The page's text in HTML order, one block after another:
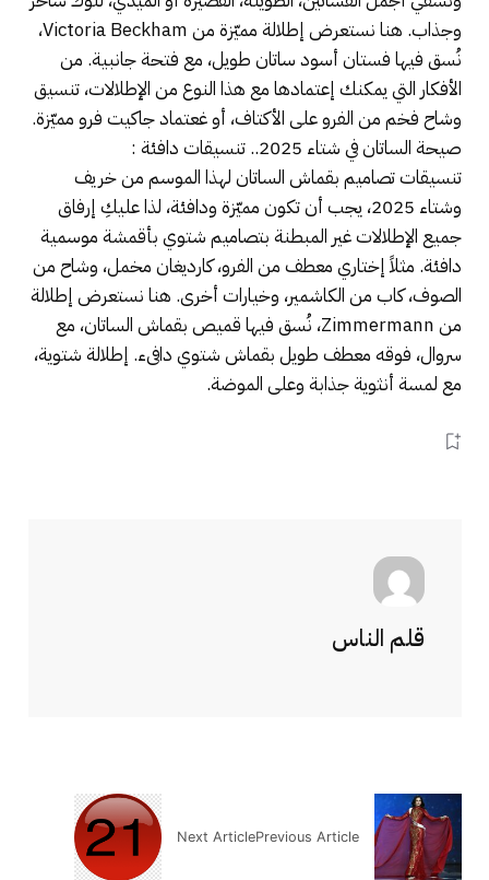
وجذاب. هنا نستعرض إطلالة مميّزة من Victoria Beckham،
نُسق فيها فستان أسود ساتان طويل، مع فتحة جانبية. من
الأفكار التي يمكنك إعتمادها مع هذا النوع من الإطلالات، تنسيق
وشاح فخم من الفرو على الأكتاف، أو غعتماد جاكيت فرو مميّزة.
صيحة الساتان في شتاء 2025.. تنسيقات دافئة :
تنسيقات تصاميم بقماش الساتان لهذا الموسم من خريف
وشتاء 2025، يجب أن تكون مميّزة ودافئة، لذا عليكِ إرفاق
جميع الإطلالات غير المبطنة بتصاميم شتوي بأقمشة موسمية
دافئة. مثلاً إختاري معطف من الفرو، كارديغان مخمل، وشاح من
الصوف، كاب من الكاشمير، وخيارات أخرى. هنا نستعرض إطلالة
من Zimmermann، نُسق فيها قميص بقماش الساتان، مع
سروال، فوقه معطف طويل بقماش شتوي دافىء. إطلالة شتوية،
مع لمسة أنثوية جذابة وعلى الموضة.
قلم الناس
Previous Article
Next Article